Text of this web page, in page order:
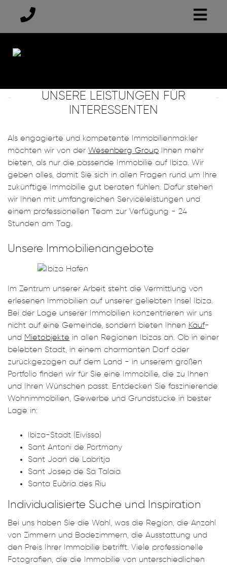
UNSERE LEISTUNGEN FÜR
INTERESSENTEN
Als engagierte und kompetente Immobilienmakler
möchten wir von der Wesenberg Group Ihnen mehr
bieten, als nur die passende Immobilie auf Ibiza. Wir
geben alles, damit Sie sich in allen Fragen rund um Ihre
zukünftige Immobilie gut beraten fühlen. Dafür stehen
wir Ihnen mit umfangreichen Serviceleistungen und
einem professionellen Team zur Verfügung - 24
Stunden am Tag.
Unsere Immobilienangebote
Im Zentrum unserer Arbeit steht die Vermittlung von
erlesenen Immobilien auf unserer geliebten Insel Ibiza.
Bei der Lage unserer Immobilien konzentrieren wir uns
nicht auf eine Gemeinde, sondern bieten Ihnen Kauf-
und Mietobjekte in allen Regionen Ibizas an. Ob in einer
belebten Stadt, in einem charmanten Dorf oder
zurückgezogen auf dem Land - in unserem großen
Portfolio finden wir für Sie eine Immobilie, die zu Ihnen
und Ihren Wünschen passt. Entdecken Sie faszinierende
Wohnimmobilien, Gewerbe und Grundstücke in bester
Lage in:
Ibiza-Stadt (Eivissa)
Sant Antoni de Portmany
Sant Joan de Labritja
Sant Josep de Sa Talaia
Santa Euària des Riu
Individualisierte Suche und Inspiration
Bei uns haben Sie die Wahl, was die Region, die Anzahl
von Zimmern und Badezimmern, die Ausstattung und
den Preis Ihrer Immobilie betrifft. Viele professionelle
Fotografien, die die Immobilie von unterschiedlichen